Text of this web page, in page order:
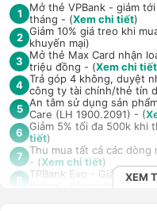
1
Mở thẻ VPBank - giảm
tháng - (Xem chi tiết)
2 Giảm 10% giá treo khi
khuyến mại)
3
Mở thẻ Max Card nhận
triệu đồng - (Xem chi tiết
4 Trả góp 4 không, duyệt
công ty tài chính/thẻ tín
5 An tâm sử dụng sản
Care (LH 1900.2091) - (
6 Giảm 5% tối đa 500k khi
tiết)
7
Thu mua tất cả các
- (Xem chi tiết)
8
TPBank Evo - Giảm đến
XEM